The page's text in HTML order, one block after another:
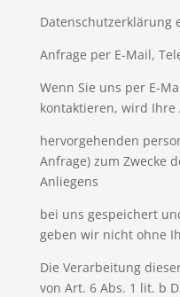
Datenschutzerklärung
Anfrage per E-Mail,
Wenn Sie uns per E-
kontaktieren, wird
hervorgehenden
Anfrage) zum Zwecke
Anliegens
bei uns gespeichert
geben wir nicht ohne
Die Verarbeitung
von Art. 6 Abs. 1 lit. b